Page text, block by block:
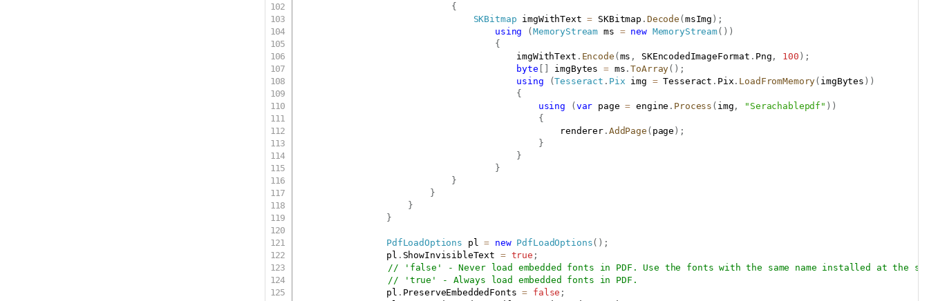
{
SKBitmap imgWithText = SKBitmap . Decode (msImg ) ;
using
(MemoryStream ms = new MemoryStream( ) )
{
                                        imgWithText
. Encode (ms , SKEncodedImageFormat . Png , 100 ) ;
byte [ ] imgBytes = ms .ToArray( ) ;
using
(Tesseract . Pix img = Tesseract . Pix . LoadFromMemory( imgBytes ) )
{
using
(var page = engine . Process ( img , "Serachablepdf" ) )
{
                                                renderer
. AddPage ( page ) ;
}
}
}
}
}
}
}
PdfLoadOptions pl = new PdfLoadOptions( ) ;
                pl
. ShowInvisibleText = true ;
// 'false' - Never load embedded fonts in PDF. Use the fonts with the same name installed at the
// 'true' - Always load embedded fonts in PDF.
                pl
. PreserveEmbeddedFonts = false ;